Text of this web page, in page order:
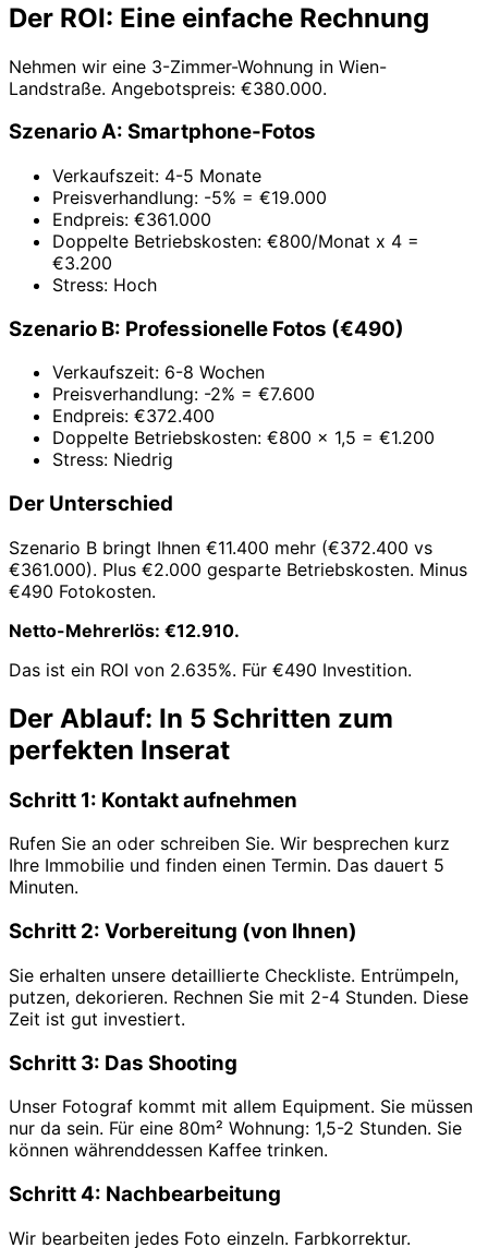
Der ROI: Eine einfache Rechnung
Nehmen wir eine 3-Zimmer-Wohnung in Wien-
Landstraße. Angebotspreis: €380.000.
Szenario A: Smartphone-Fotos
Verkaufszeit: 4-5 Monate
Preisverhandlung: -5% = €19.000
Endpreis: €361.000
Doppelte Betriebskosten: €800/Monat x 4 =
€3.200
Stress: Hoch
Szenario B: Professionelle Fotos (€490)
Verkaufszeit: 6-8 Wochen
Preisverhandlung: -2% = €7.600
Endpreis: €372.400
Doppelte Betriebskosten: €800 x 1,5 = €1.200
Stress: Niedrig
Der Unterschied
Szenario B bringt Ihnen €11.400 mehr (€372.400 vs
€361.000). Plus €2.000 gesparte Betriebskosten. Minus
€490 Fotokosten.
Netto-Mehrerlös: €12.910.
Das ist ein ROI von 2.635%. Für €490 Investition.
Der Ablauf: In 5 Schritten zum
perfekten Inserat
Schritt 1: Kontakt aufnehmen
Rufen Sie an oder schreiben Sie. Wir besprechen kurz
Ihre Immobilie und finden einen Termin. Das dauert 5
Minuten.
Schritt 2: Vorbereitung (von Ihnen)
Sie erhalten unsere detaillierte Checkliste. Entrümpeln,
putzen, dekorieren. Rechnen Sie mit 2-4 Stunden. Diese
Zeit ist gut investiert.
Schritt 3: Das Shooting
Unser Fotograf kommt mit allem Equipment. Sie müssen
nur da sein. Für eine 80m² Wohnung: 1,5-2 Stunden. Sie
können währenddessen Kaffee trinken.
Schritt 4: Nachbearbeitung
Wir bearbeiten jedes Foto einzeln. Farbkorrektur.